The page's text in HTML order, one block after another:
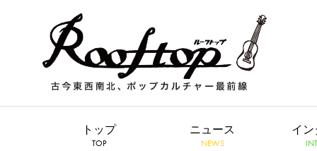
トップ
TOP
ニュース
NEWS
イン